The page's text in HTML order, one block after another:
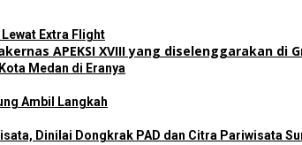
Extra Flight
Medan di Eranya
Ambil Langkah
Dinilai Dongkrak PAD dan Citra Pariwisata